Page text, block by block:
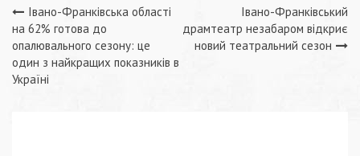
Навігація
записів
Івано-Франківська області
на 62% готова до
опалювального сезону: це
один з найкращих показників в
Україні
Івано-Франківський
драмтеатр незабаром відкриє
новий театральний сезон